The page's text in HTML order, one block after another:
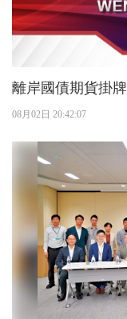
08月02日 20:42:07